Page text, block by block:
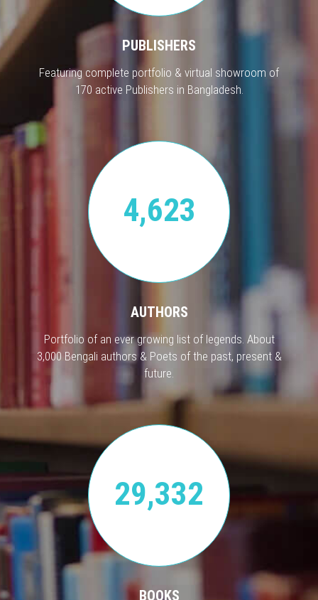
PUBLISHERS
Featuring complete portfolio & virtual showroom of
170 active Publishers in Bangladesh.
4,623
AUTHORS
Portfolio of an ever growing list of legends. About
3,000 Bengali authors & Poets of the past, present &
future.
29,332
BOOKS